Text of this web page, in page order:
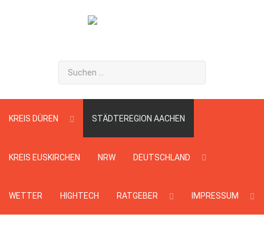
Suchen
...
KREIS DÜREN STÄDTEREGION AACHEN
KREIS EUSKIRCHEN NRW DEUTSCHLAND
WETTER HIGHTECH RATGEBER IMPRESSUM